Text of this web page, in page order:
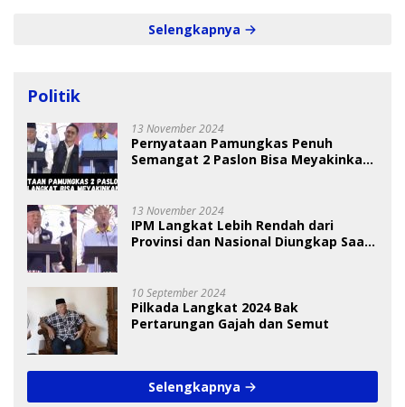
Selengkapnya
Politik
13 November 2024
Pernyataan Pamungkas Penuh
Semangat 2 Paslon Bisa Meyakinkan
13 November 2024
IPM Langkat Lebih Rendah dari
Provinsi dan Nasional Diungkap Saat
10 September 2024
Pilkada Langkat 2024 Bak
Pertarungan Gajah dan Semut
Selengkapnya